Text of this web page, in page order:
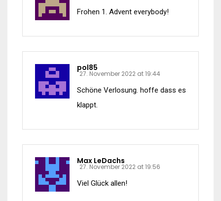
Frohen 1. Advent everybody!
pol85
27. November 2022 at 19:44
Schöne Verlosung. hoffe dass es
klappt.
Max LeDachs
27. November 2022 at 19:56
Viel Glück allen!